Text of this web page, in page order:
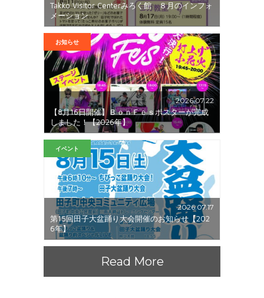
Takko Visitor Centerみろく館 ８月のインフォ
メーション
お知らせ
2026.07.22
【8月16日開催】ＢｏｎＦｅｓポスターが完成
しました！【2026年】
イベント
2026.07.17
第15回田子大盆踊り大会開催のお知らせ【202
6年】
Read More